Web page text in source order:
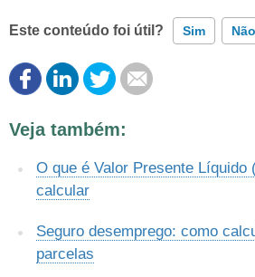
Este conteúdo foi útil? Sim Não
Este conteúdo contém informação
Este conteúdo não tem a informação
Outro
Veja também:
O que é Valor Presente Líquido
calcular
Seguro desemprego: como
parcelas